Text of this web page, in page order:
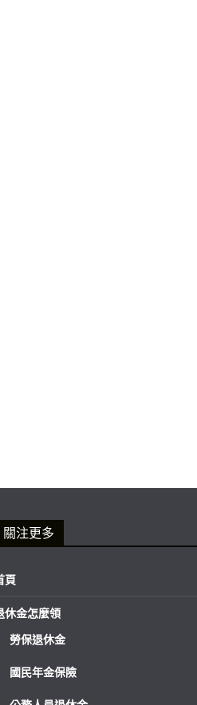
關注更多
頁
休金怎麼領
勞保退休金
國民年金保險